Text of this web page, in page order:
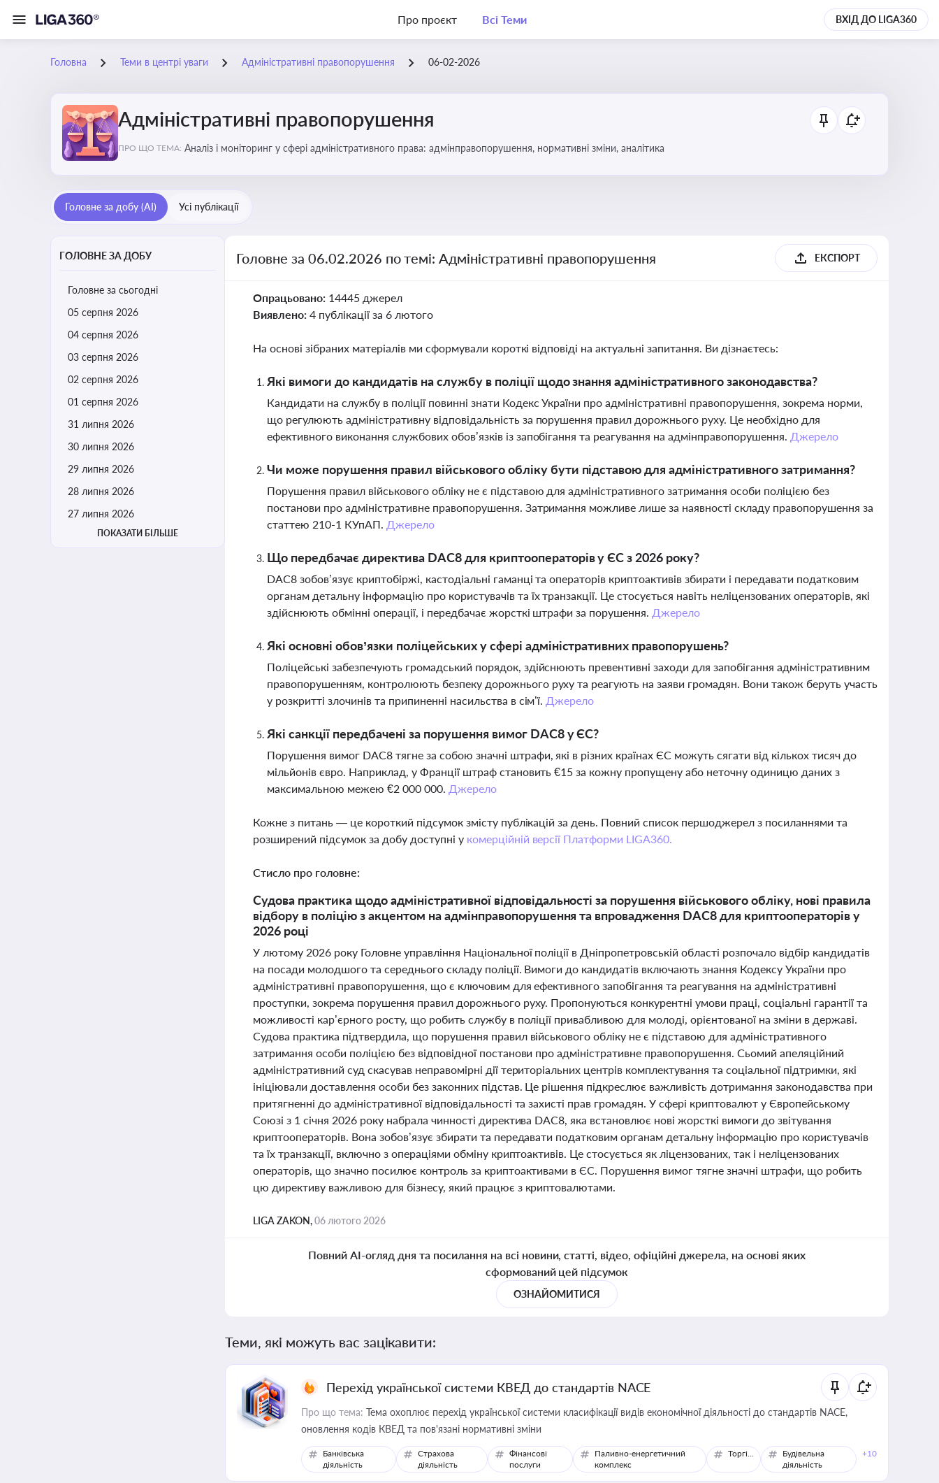
Про проєкт Всі Теми ВХІД ДО LIGA360
Головна Теми в центрі уваги Адміністративні правопорушення 06-02-2026
Адміністративні правопорушення
ПРО ЩО ТЕМА: Аналіз і моніторинг у сфері адміністративного права: адмінправопорушення, нормативні зміни, аналітика
Головне за добу (AI) Усі публікації
ГОЛОВНЕ ЗА ДОБУ
Головне за сьогодні
05 серпня 2026
04 серпня 2026
03 серпня 2026
02 серпня 2026
01 серпня 2026
31 липня 2026
30 липня 2026
29 липня 2026
28 липня 2026
27 липня 2026
ПОКАЗАТИ БІЛЬШЕ
Головне за 06.02.2026 по темі: Адміністративні правопорушення ЕКСПОРТ
Опрацьовано: 14445 джерел
Виявлено: 4 публікації за 6 лютого
На основі зібраних матеріалів ми сформували короткі відповіді на актуальні запитання. Ви дізнаєтесь:
Які вимоги до кандидатів на службу в поліції щодо знання адміністративного законодавства?
Кандидати на службу в поліції повинні знати Кодекс України про адміністративні правопорушення, зокрема норми,
що регулюють адміністративну відповідальність за порушення правил дорожнього руху. Це необхідно для
ефективного виконання службових обов’язків із запобігання та реагування на адмінправопорушення. Джерело
Чи може порушення правил військового обліку бути підставою для адміністративного затримання?
Порушення правил військового обліку не є підставою для адміністративного затримання особи поліцією без
постанови про адміністративне правопорушення. Затримання можливе лише за наявності складу правопорушення за
статтею 210-1 КУпАП. Джерело
Що передбачає директива DAC8 для криптооператорів у ЄС з 2026 року?
DAC8 зобов’язує криптобіржі, кастодіальні гаманці та операторів криптоактивів збирати і передавати податковим
органам детальну інформацію про користувачів та їх транзакції. Це стосується навіть неліцензованих операторів, які
здійснюють обмінні операції, і передбачає жорсткі штрафи за порушення. Джерело
Які основні обов’язки поліцейських у сфері адміністративних правопорушень?
Поліцейські забезпечують громадський порядок, здійснюють превентивні заходи для запобігання адміністративним
правопорушенням, контролюють безпеку дорожнього руху та реагують на заяви громадян. Вони також беруть участь
у розкритті злочинів та припиненні насильства в сім’ї. Джерело
Які санкції передбачені за порушення вимог DAC8 у ЄС?
Порушення вимог DAC8 тягне за собою значні штрафи, які в різних країнах ЄС можуть сягати від кількох тисяч до
мільйонів євро. Наприклад, у Франції штраф становить €15 за кожну пропущену або неточну одиницю даних з
максимальною межею €2 000 000. Джерело
Кожне з питань — це короткий підсумок змісту публікацій за день. Повний список першоджерел з посиланнями та
розширений підсумок за добу доступні у комерційній версії Платформи LIGA360.
Стисло про головне:
Судова практика щодо адміністративної відповідальності за порушення військового обліку, нові правила
відбору в поліцію з акцентом на адмінправопорушення та впровадження DAC8 для криптооператорів у
2026 році
У лютому 2026 року Головне управління Національної поліції в Дніпропетровській області розпочало відбір кандидатів
на посади молодшого та середнього складу поліції. Вимоги до кандидатів включають знання Кодексу України про
адміністративні правопорушення, що є ключовим для ефективного запобігання та реагування на адміністративні
проступки, зокрема порушення правил дорожнього руху. Пропонуються конкурентні умови праці, соціальні гарантії та
можливості кар’єрного росту, що робить службу в поліції привабливою для молоді, орієнтованої на зміни в державі.
Судова практика підтвердила, що порушення правил військового обліку не є підставою для адміністративного
затримання особи поліцією без відповідної постанови про адміністративне правопорушення. Сьомий апеляційний
адміністративний суд скасував неправомірні дії територіальних центрів комплектування та соціальної підтримки, які
ініціювали доставлення особи без законних підстав. Це рішення підкреслює важливість дотримання законодавства при
притягненні до адміністративної відповідальності та захисті прав громадян. У сфері криптовалют у Європейському
Союзі з 1 січня 2026 року набрала чинності директива DAC8, яка встановлює нові жорсткі вимоги до звітування
криптооператорів. Вона зобов’язує збирати та передавати податковим органам детальну інформацію про користувачів
та їх транзакції, включно з операціями обміну криптоактивів. Це стосується як ліцензованих, так і неліцензованих
операторів, що значно посилює контроль за криптоактивами в ЄС. Порушення вимог тягне значні штрафи, що робить
цю директиву важливою для бізнесу, який працює з криптовалютами.
LIGA ZAKON,06 лютого 2026
Повний AI-огляд дня та посилання на всі новини, статті, відео, офіційні джерела, на основі яких
сформований цей підсумок
ОЗНАЙОМИТИСЯ
Теми, які можуть вас зацікавити:
Перехід української системи КВЕД до стандартів NACE
Про що тема: Тема охоплює перехід української системи класифікації видів економічної діяльності до стандартів NACE,
оновлення кодів КВЕД та пов'язані нормативні зміни
Банківська
діяльність
Страхова
діяльність
Фінансові
послуги
Паливно-енергетичний
комплекс
Торгівля
Будівельна
діяльність
+10